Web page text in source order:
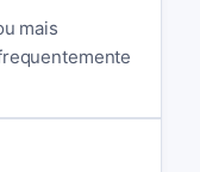
mais